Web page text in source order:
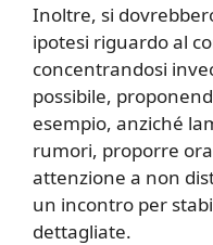
Inoltre, si
ipotesi riguardo al
concentrandosi
possibile,
esempio, anziché
rumori, proporre
attenzione a non
un incontro per
dettagliate.